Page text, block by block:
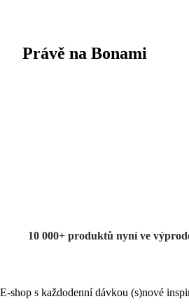
Právě na Bonami
10 000+ produktů nyní ve
E-shop s každodenní dávkou (s)nové